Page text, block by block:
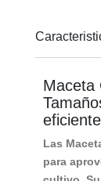
Maceta
eficiente
Las
para